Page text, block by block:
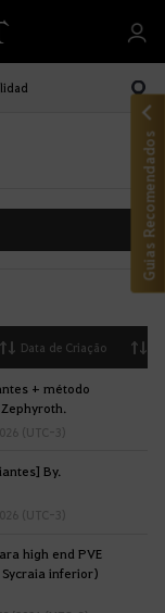
Data de Criação
+ método
(UTC-3)
By.
(UTC-3)
high end PVE
inferior)
Guias Recomendados